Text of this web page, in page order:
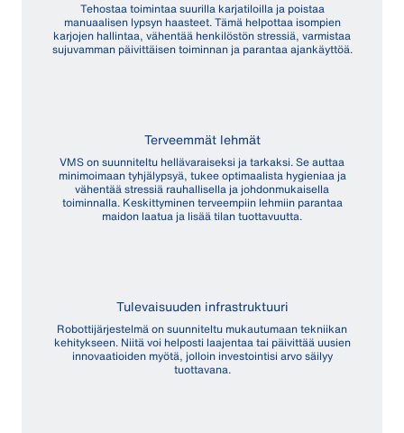
Tehostaa toimintaa suurilla karjatiloilla ja poistaa
manuaalisen lypsyn haasteet. Tämä helpottaa isompien
karjojen hallintaa, vähentää henkilöstön stressiä, varmistaa
sujuvamman päivittäisen toiminnan ja parantaa ajankäyttöä.
Terveemmät lehmät
VMS on suunniteltu hellävaraiseksi ja tarkaksi. Se auttaa
minimoimaan tyhjälypsyä, tukee optimaalista hygieniaa ja
vähentää stressiä rauhallisella ja johdonmukaisella
toiminnalla. Keskittyminen terveempiin lehmiin parantaa
maidon laatua ja lisää tilan tuottavuutta.
Tulevaisuuden infrastruktuuri
Robottijärjestelmä on suunniteltu mukautumaan tekniikan
kehitykseen. Niitä voi helposti laajentaa tai päivittää uusien
innovaatioiden myötä, jolloin investointisi arvo säilyy
tuottavana.